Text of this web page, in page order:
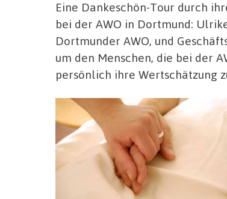
Eine Dankeschön-Tour durch
bei der AWO in Dortmund:
Dortmunder AWO, und
um den Menschen, die bei der
persönlich ihre Wertschätzung